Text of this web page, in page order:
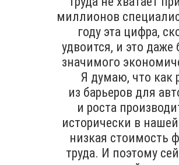
миллионов
году эта цифра,
удвоится, и это даже
значимого
Я думаю, что как
из барьеров для
и роста
исторически в
низкая стоимость
труда. И поэтому